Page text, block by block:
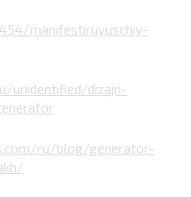
manifestiruyuschiy-
unidentified/dizajn-
ru/blog/generator-